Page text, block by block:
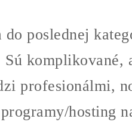
do poslednej
profesionálmi,
hosting